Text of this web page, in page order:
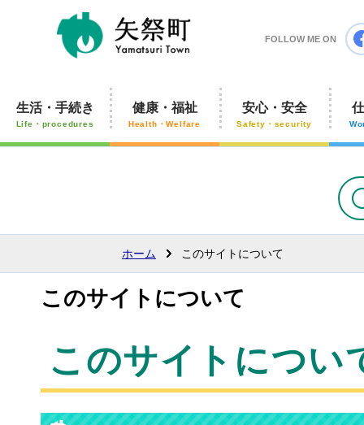
矢祭
FOLLOW ME ON
生活・手続き
Life・procedures
健康・福祉
Health・Welfare
安心・安全
Safety・security
ホーム このサイトについて
このサイトについて
このサイトについ